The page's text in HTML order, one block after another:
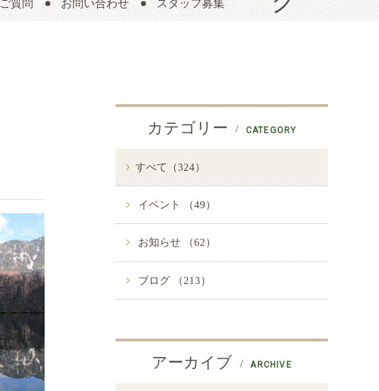
質問 お問い合わせ スタッフ募集
カテゴリー CATEGORY
すべて（324）
イベント （49）
お知らせ （62）
ブログ （213）
アーカイブ ARCHIVE